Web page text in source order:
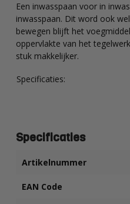
Een inwasspaan voor in
inwasspaan. Dit word ook
bewegen blijft het
oppervlakte van het
stuk makkelijker.
Specificaties:
Specificaties
Artikelnummer
EAN Code